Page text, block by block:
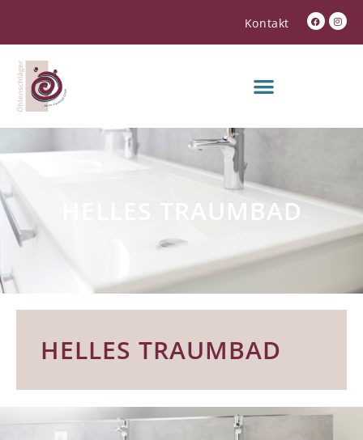
Kontakt
HELLES TRAUMBAD
HELLES TRAUMBAD